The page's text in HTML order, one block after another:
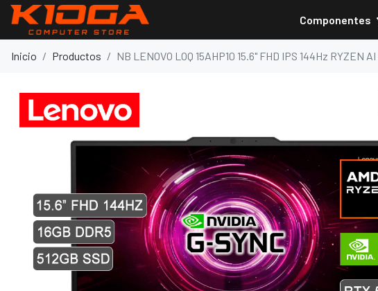
Componentes
Inicio Productos NB LENOVO LOQ 15AHP10 15.6" FHD IPS 144Hz RYZEN